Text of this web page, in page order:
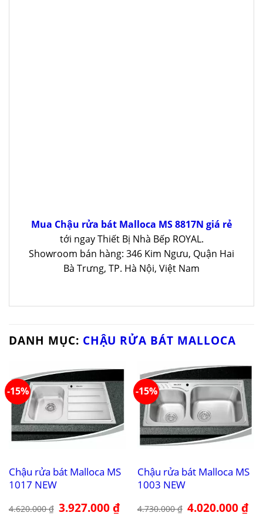
Mua Chậu rửa bát Malloca MS 8817N giá rẻ
tới ngay Thiết Bị Nhà Bếp ROYAL.
Showroom bán hàng: 346 Kim Ngưu, Quận Hai
Bà Trưng, TP. Hà Nội, Việt Nam
DANH MỤC: CHẬU RỬA BÁT MALLOCA
-15%
Chậu rửa bát Malloca MS
1017 NEW
4.620.000₫ Giá
gốc
3.927.000₫Giá
hiện
-15%
Chậu rửa bát Malloca MS
1003 NEW
4.730.000₫ Giá
gốc
4.020.000₫Giá